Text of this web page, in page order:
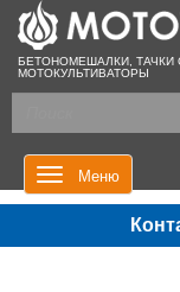
БЕТОНОМЕШАЛКИ,
МОТОКУЛЬТИВАТОРЫ
Меню